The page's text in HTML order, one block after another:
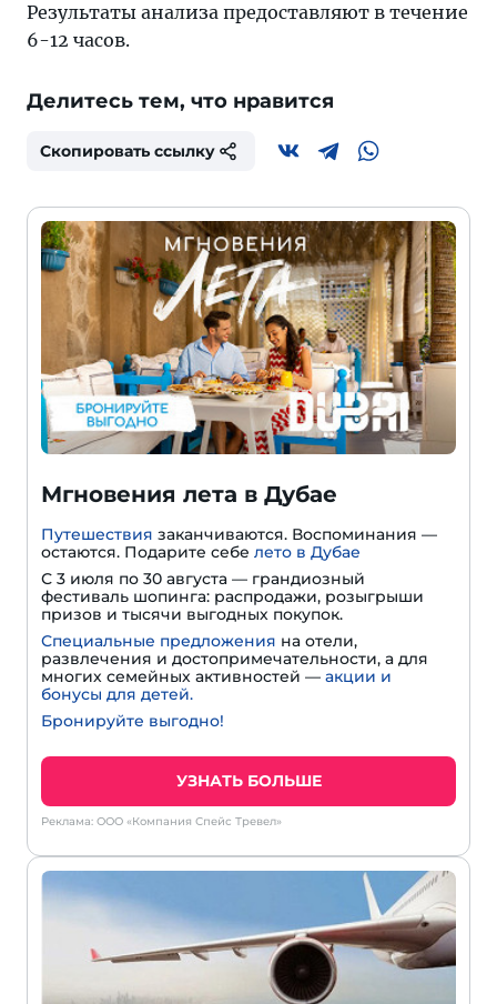
Результаты анализа предоставляют в течение
6-12 часов.
Делитесь тем, что нравится
Скопировать ссылку
Мгновения лета в Дубае
Путешествия заканчиваются. Воспоминания —
остаются. Подарите себе лето в Дубае
С 3 июля по 30 августа — грандиозный
фестиваль шопинга: распродажи, розыгрыши
призов и тысячи выгодных покупок.
Специальные предложения на отели,
развлечения и достопримечательности, а для
многих семейных активностей — акции и
бонусы для детей.
Бронируйте выгодно!
УЗНАТЬ БОЛЬШЕ
Реклама: ООО «Компания Спейс Тревел»